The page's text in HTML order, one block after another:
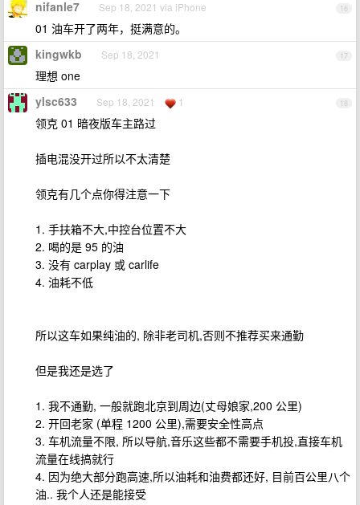
16
nifanle7 Sep 18, 2021 via iPhone
01 油车开了两年，挺满意的。
17
kingwkb Sep 18, 2021
理想 one
18
ylsc633 Sep 18, 2021 1
领克 01 暗夜版车主路过
插电混没开过所以不太清楚
领克有几个点你得注意一下
1. 手扶箱不大,中控台位置不大
2. 喝的是 95 的油
3. 没有 carplay 或 carlife
4. 油耗不低
所以这车如果纯油的, 除非老司机,否则不推荐买来通勤
但是我还是选了
1. 我不通勤, 一般就跑北京到周边(丈母娘家,200 公里)
2. 开回老家 (单程 1200 公里),需要安全性高点
3. 车机流量不限, 所以导航,音乐这些都不需要手机投,直接车机
流量在线搞就行
4. 因为绝大部分跑高速,所以油耗和油费都还好, 目前百公里八个
油.. 我个人还是能接受